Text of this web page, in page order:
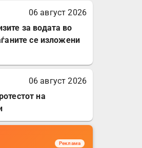
06 август 2026
за водата во
се изложени
06 август 2026
на
Реклама